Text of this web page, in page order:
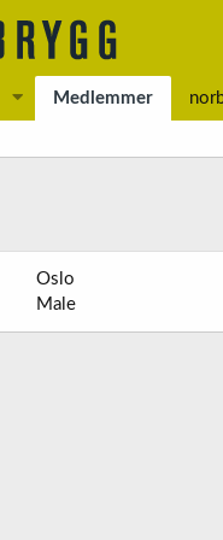
Medlemmer
Oslo
Male